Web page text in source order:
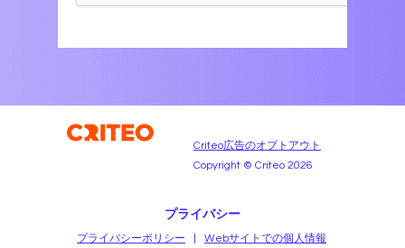
プライバシー
プライバシーポリシー
Webサイトでの個人情報
Criteo広告のオプトアウト
Copyright © Criteo 2026